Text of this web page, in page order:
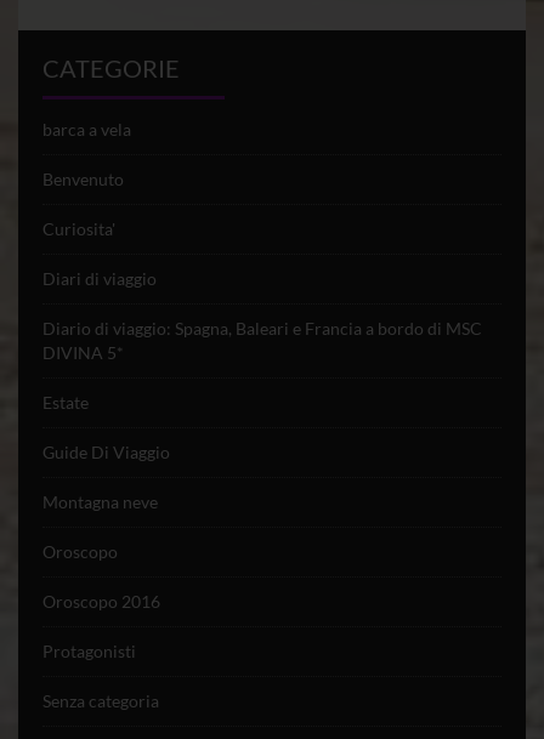
CATEGORIE
barca a vela
Benvenuto
Curiosita'
Diari di viaggio
Diario di viaggio: Spagna, Baleari e Francia a bordo di MSC
DIVINA 5*
Estate
Guide Di Viaggio
Montagna neve
Oroscopo
Oroscopo 2016
Protagonisti
Senza categoria